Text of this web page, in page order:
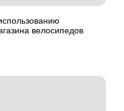
велосипедов